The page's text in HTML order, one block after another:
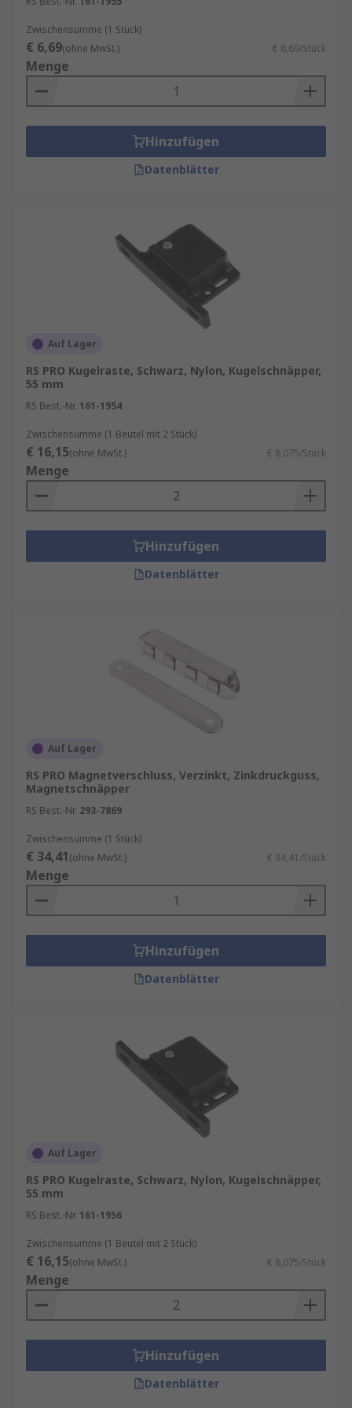
Zwischensumme (1 Stück)
€ 6,69(ohne MwSt.) € 6,69/Stück
Menge
Hinzufügen
Datenblätter
Auf Lager
RS PRO Kugelraste, Schwarz, Nylon, Kugelschnäpper,
55 mm
RS Best.-Nr. 161-1954
Zwischensumme (1 Beutel mit 2 Stück)
€ 16,15(ohne MwSt.) € 8,075/Stück
Menge
Hinzufügen
Datenblätter
Auf Lager
RS PRO Magnetverschluss, Verzinkt, Zinkdruckguss,
Magnetschnäpper
RS Best.-Nr. 293-7869
Zwischensumme (1 Stück)
€ 34,41(ohne MwSt.) € 34,41/Stück
Menge
Hinzufügen
Datenblätter
Auf Lager
RS PRO Kugelraste, Schwarz, Nylon, Kugelschnäpper,
55 mm
RS Best.-Nr. 161-1956
Zwischensumme (1 Beutel mit 2 Stück)
€ 16,15(ohne MwSt.) € 8,075/Stück
Menge
Hinzufügen
Datenblätter